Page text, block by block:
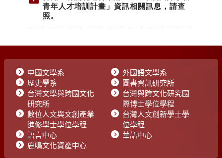
中國文學系
外國語文學系
歷史學系
圖書資訊研究所
台灣文學與跨國文化
研究所
台灣與跨文化研究國
際博士學位學程
數位人文與文創產業
進修學士學位學程
台灣人文創新學士學
位學程
語言中心
華語中心
鹿鳴文化資產中心